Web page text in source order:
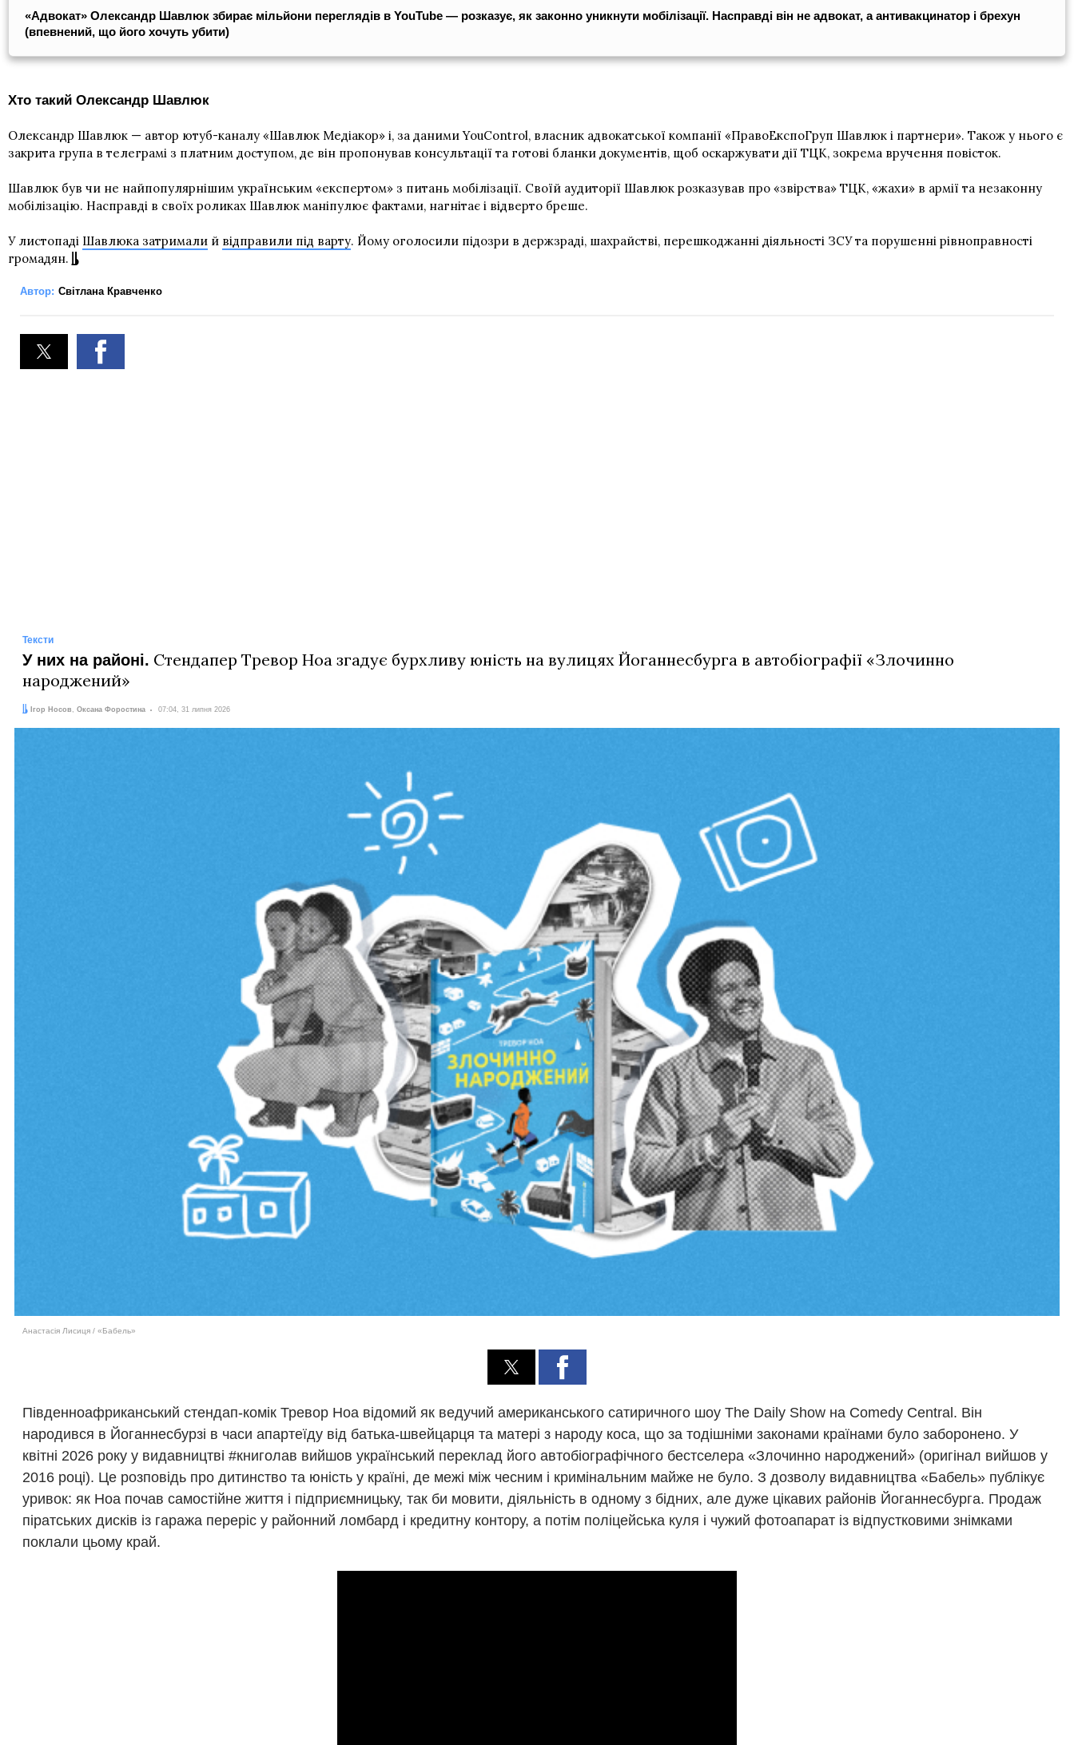
«Адвокат» Олександр Шавлюк збирає мільйони переглядів в YouTube — розказує, як законно уникнути мобілізації. Насправді він не адвокат, а антивакцинатор і брехун
(впевнений, що його хочуть убити)
Хто такий Олександр Шавлюк
Олександр Шавлюк — автор ютуб-каналу «Шавлюк Медіакор» і, за даними YouControl, власник адвокатської компанії «ПравоЕкспоГруп Шавлюк і партнери». Також у нього є
закрита група в телеграмі з платним доступом, де він пропонував консультації та готові бланки документів, щоб оскаржувати дії ТЦК, зокрема вручення повісток.
Шавлюк був чи не найпопулярнішим українським «експертом» з питань мобілізації. Своїй аудиторії Шавлюк розказував про «звірства» ТЦК, «жахи» в армії та незаконну
мобілізацію. Насправді в своїх роликах Шавлюк маніпулює фактами, нагнітає і відверто бреше.
У листопаді Шавлюка затримали й відправили під варту. Йому оголосили підозри в держзраді, шахрайстві, перешкоджанні діяльності ЗСУ та порушенні рівноправності
громадян.
Автор: Світлана Кравченко